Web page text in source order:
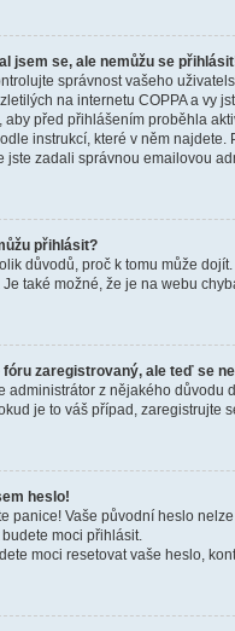
jsem se, ale nemůžu se
správnost vašeho
na internetu COPPA a vy
aby před přihlášením proběhla
instrukcí, které v něm
jste zadali správnou emailovou
přihlásit?
důvodů, proč k tomu může
také možné, že je na webu
zaregistrovaný, ale teď se
administrátor z nějakého důvodu
je to váš případ, zaregistrujte
heslo!
panice! Vaše původní heslo
moci přihlásit.
moci resetovat vaše heslo,